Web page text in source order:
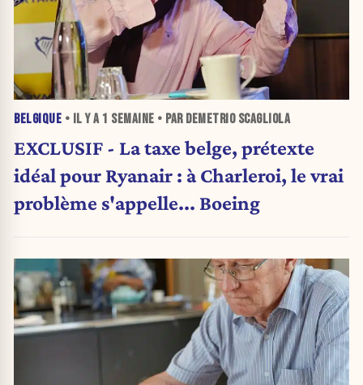
BELGIQUE • IL Y A 1 SEMAINE • PAR DEMETRIO SCAGLIOLA
EXCLUSIF - La taxe belge, prétexte
idéal pour Ryanair : à Charleroi, le vrai
problème s'appelle... Boeing